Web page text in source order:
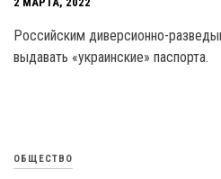
Российским диверсионно-
выдавать «украинские» паспорта.
ОБЩЕСТВО